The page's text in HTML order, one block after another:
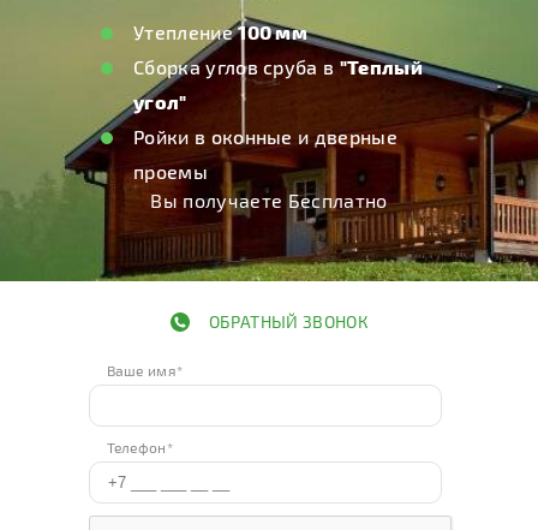
ОБРАТНЫЙ ЗВОНОК
Ваше имя*
Телефон*